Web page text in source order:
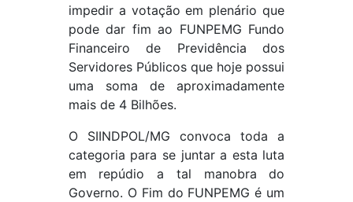
impedir a votação em plenário que
pode dar fim ao FUNPEMG Fundo
Financeiro de Previdência dos
Servidores Públicos que hoje possui
uma soma de aproximadamente
mais de 4 Bilhões.
O SIINDPOL/MG convoca toda a
categoria para se juntar a esta luta
em repúdio a tal manobra do
Governo. O Fim do FUNPEMG é um